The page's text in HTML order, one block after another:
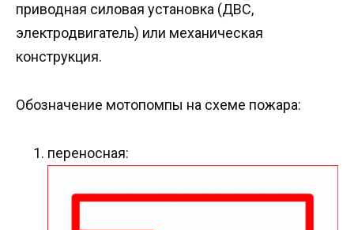
приводная силовая установка (ДВС,
электродвигатель) или механическая
конструкция.
Обозначение мотопомпы на схеме пожара:
переносная: